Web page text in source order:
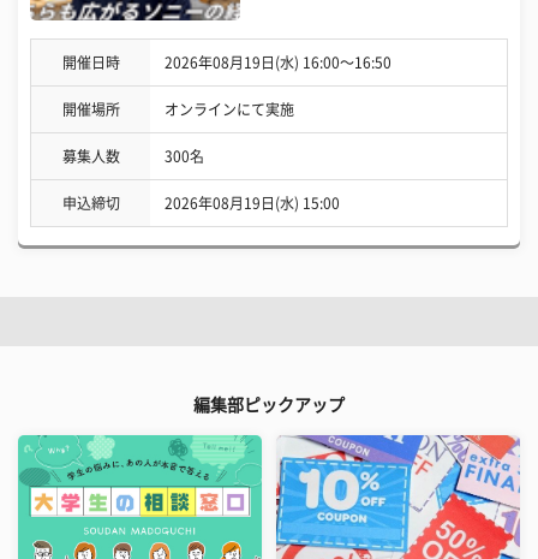
開催日時 2026年08月19日(水) 16:00〜16:50
開催場所 オンラインにて実施
募集人数 300名
申込締切 2026年08月19日(水) 15:00
編集部ピックアップ